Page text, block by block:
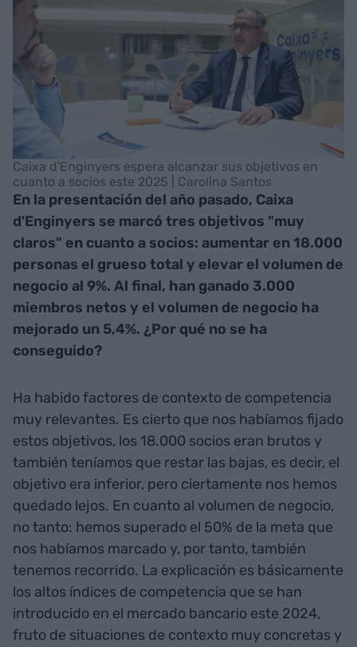
Caixa d'Enginyers espera alcanzar sus objetivos en
cuanto a socios este 2025 | Carolina Santos
En la presentación del año pasado, Caixa
d'Enginyers se marcó tres objetivos "muy
claros" en cuanto a socios: aumentar en 18.000
personas el grueso total y elevar el volumen de
negocio al 9%. Al final, han ganado 3.000
miembros netos y el volumen de negocio ha
mejorado un 5,4%. ¿Por qué no se ha
conseguido?
Ha habido factores de contexto de competencia
muy relevantes. Es cierto que nos habíamos fijado
estos objetivos, los 18.000 socios eran brutos y
también teníamos que restar las bajas, es decir, el
objetivo era inferior, pero ciertamente nos hemos
quedado lejos. En cuanto al volumen de negocio,
no tanto: hemos superado el 50% de la meta que
nos habíamos marcado y, por tanto, también
tenemos recorrido. La explicación es básicamente
los altos índices de competencia que se han
introducido en el mercado bancario este 2024,
fruto de situaciones de contexto muy concretas y